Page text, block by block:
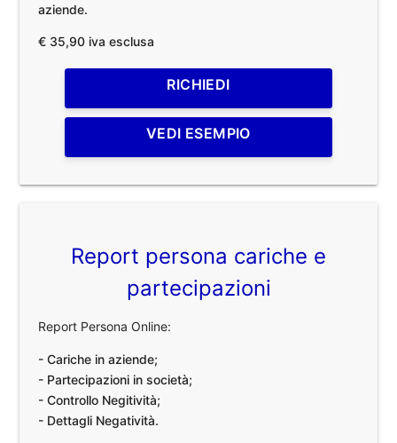
aziende.
€ 35,90 iva esclusa
RICHIEDI
VEDI ESEMPIO
Report persona cariche e
partecipazioni
Report Persona Online:
- Cariche in aziende;
- Partecipazioni in società;
- Controllo Negitività;
- Dettagli Negatività.